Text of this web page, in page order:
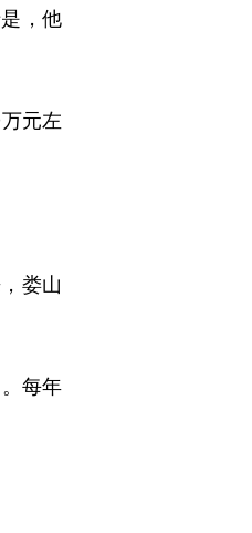
，他
元左
娄山
每年